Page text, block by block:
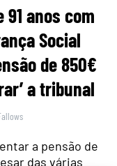
anos com
Social
de 850€
a tribunal
a pensão de
das várias